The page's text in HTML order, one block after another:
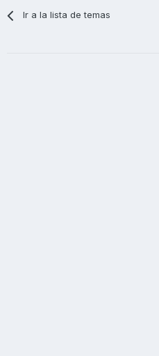
Ir a la lista de temas